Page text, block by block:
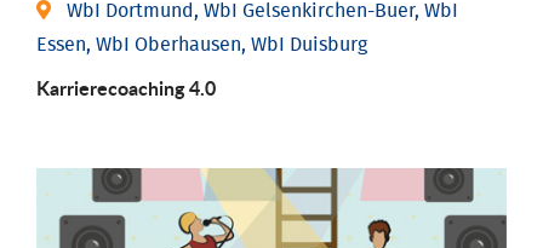
WbI Dortmund, WbI Gelsenkirchen-Buer, WbI
Essen, WbI Oberhausen, WbI Duisburg
Karriere­coaching 4.0